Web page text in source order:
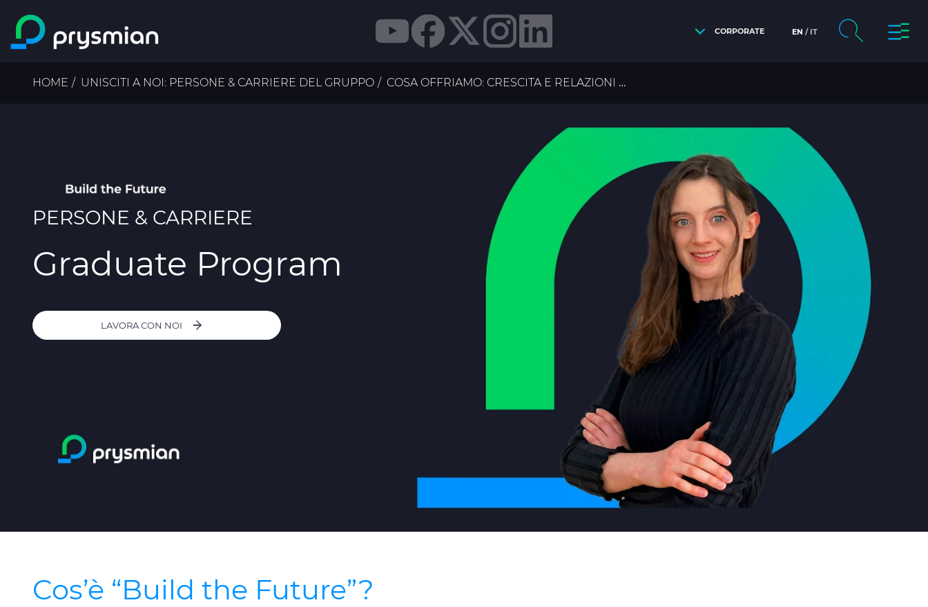
Salta al contenuto
principale
CORPORATE EN IT
Briciole
HOME UNISCITI A NOI: PERSONE & CARRIERE DEL GRUPPO COSA OFFRIAMO: CRESCITA E RELAZIONI
PERSONE & CARRIERE
Graduate Program
LAVORA CON NOI
Cos’è “Build the Future”?